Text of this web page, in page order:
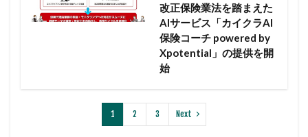
改正保険業法を踏まえた
AIサービス「カイクラAI
保険コーチ powered by
Xpotential」の提供を開
始
1 2 3 Next